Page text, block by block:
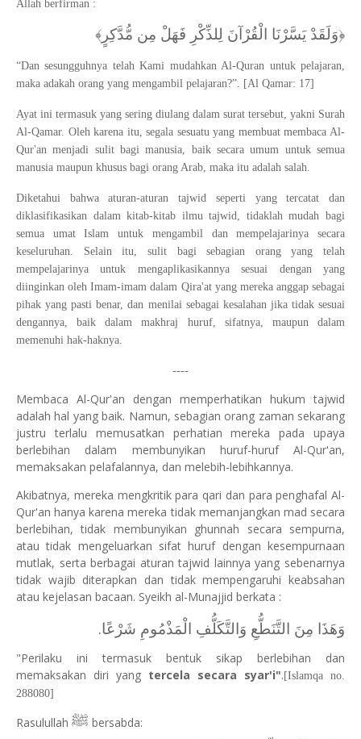
Allah berfirman :
﴿وَلَقَدْ يَسَّرْنَا الْقُرْآنَ لِلذِّكْرِ فَهَلْ مِن مُّدَّكِرٍ﴾
“Dan sesungguhnya telah Kami mudahkan Al-Quran untuk pelajaran,
maka adakah orang yang mengambil pelajaran?”. [Al Qamar: 17]
Ayat ini termasuk yang sering diulang dalam surat tersebut, yakni Surah
Al-Qamar. Oleh karena itu, segala sesuatu yang membuat membaca Al-
Qur'an menjadi sulit bagi manusia, baik secara umum untuk semua
manusia maupun khusus bagi orang Arab, maka itu adalah salah.
Diketahui bahwa aturan-aturan tajwid seperti yang tercatat dan
diklasifikasikan dalam kitab-kitab ilmu tajwid, tidaklah mudah bagi
semua umat Islam untuk mengambil dan mempelajarinya secara
keseluruhan. Selain itu, sulit bagi sebagian orang yang telah
mempelajarinya untuk mengaplikasikannya sesuai dengan yang
diinginkan oleh Imam-imam dalam Qira'at yang mereka anggap sebagai
pihak yang pasti benar, dan menilai sebagai kesalahan jika tidak sesuai
dengannya, baik dalam makhraj huruf, sifatnya, maupun dalam
memenuhi hak-haknya.
----
Membaca Al-Qur'an dengan memperhatikan hukum tajwid
adalah hal yang baik. Namun, sebagian orang zaman sekarang
justru terlalu memusatkan perhatian mereka pada upaya
berlebihan dalam membunyikan huruf-huruf Al-Qur'an,
memaksakan pelafalannya, dan melebih-lebihkannya.
Akibatnya, mereka mengkritik para qari dan para penghafal Al-
Qur'an hanya karena mereka tidak memanjangkan mad secara
berlebihan, tidak membunyikan ghunnah secara sempurna,
atau tidak mengeluarkan sifat huruf dengan kesempurnaan
mutlak, serta berbagai aturan tajwid lainnya yang sebenarnya
tidak wajib diterapkan dan tidak mempengaruhi keabsahan
atau kejelasan bacaan. Syeikh al-Munajjid berkata :
وَهَذَا مِنَ التَّنَطُّعِ وَالتَّكَلُّفِ الْمَذْمُومِ شَرْعًا.
"Perilaku ini termasuk bentuk sikap berlebihan dan
memaksakan diri yang tercela secara syar'i". [Islamqa no.
288080]
Rasulullah ﷺ bersabda: